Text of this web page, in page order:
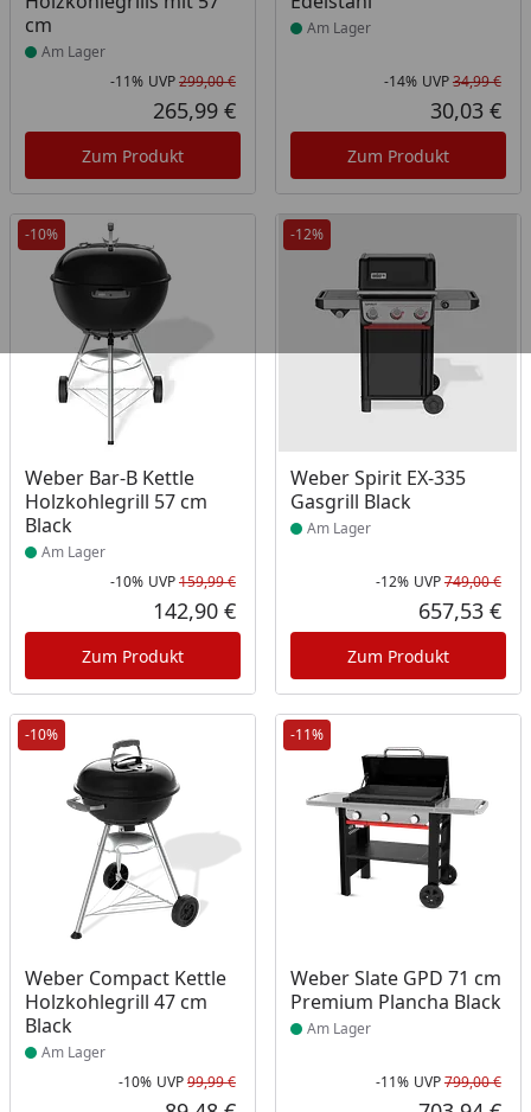
cm
Am Lager
Rabatt in Prozent
-11%
Ursprünglicher Preis
UVP299,00 €
Aktueller Preis
265,99 €
Zum Produkt
Am Lager
-14% UVP34,99 €
30,03 €
Zum Produkt
-10%
Weber Bar-B Kettle
Holzkohlegrill 57 cm
Black
Produkt am Lager
Am Lager
Rabatt in Prozent
-10%
Ursprünglicher Preis
UVP159,99 €
Aktueller Preis
142,90 €
Zum Produkt
-12%
Weber Spirit EX-335
Gasgrill Black
Produkt am Lager
Am Lager
-12% UVP749,00 €
657,53 €
Zum Produkt
-10%
Weber Compact Kettle
Holzkohlegrill 47 cm
Black
Produkt am Lager
Am Lager
Rabatt in Prozent
-10%
Ursprünglicher Preis
UVP99,99 €
-11%
Weber Slate GPD 71 cm
Premium Plancha Black
Produkt am Lager
Am Lager
-11% UVP799,00 €